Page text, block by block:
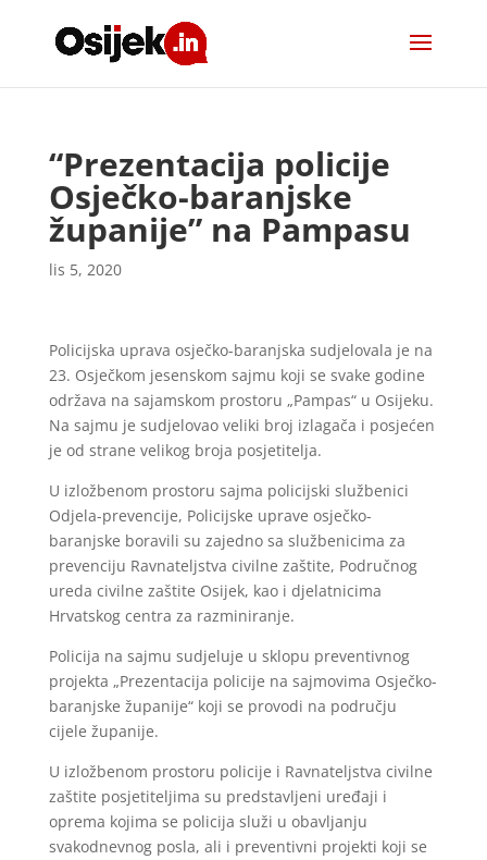
“Prezentacija policije
Osječko-baranjske
županije” na Pampasu
lis 5, 2020
Policijska uprava osječko-baranjska sudjelovala je na
23. Osječkom jesenskom sajmu koji se svake godine
održava na sajamskom prostoru „Pampas“ u Osijeku.
Na sajmu je sudjelovao veliki broj izlagača i posjećen
je od strane velikog broja posjetitelja.
U izložbenom prostoru sajma policijski službenici
Odjela-prevencije, Policijske uprave osječko-
baranjske boravili su zajedno sa službenicima za
prevenciju Ravnateljstva civilne zaštite, Područnog
ureda civilne zaštite Osijek, kao i djelatnicima
Hrvatskog centra za razminiranje.
Policija na sajmu sudjeluje u sklopu preventivnog
projekta „Prezentacija policije na sajmovima Osječko-
baranjske županije“ koji se provodi na području
cijele županije.
U izložbenom prostoru policije i Ravnateljstva civilne
zaštite posjetiteljima su predstavljeni uređaji i
oprema kojima se policija služi u obavljanju
svakodnevnog posla, ali i preventivni projekti koji se